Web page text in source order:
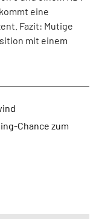
eine
Fazit: Mutige
mit einem
Chance zum